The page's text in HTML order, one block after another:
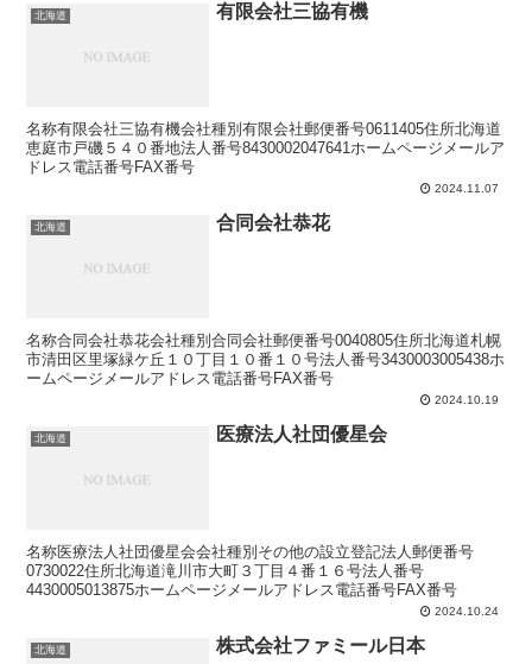
北海道 有限会社三協有機
名称有限会社三協有機会社種別有限会社郵便番号0611405住所北海道
恵庭市戸磯５４０番地法人番号8430002047641ホームページメールア
ドレス電話番号FAX番号
2024.11.07
北海道 合同会社恭花
名称合同会社恭花会社種別合同会社郵便番号0040805住所北海道札幌
市清田区里塚緑ケ丘１０丁目１０番１０号法人番号3430003005438ホ
ームページメールアドレス電話番号FAX番号
2024.10.19
北海道 医療法人社団優星会
名称医療法人社団優星会会社種別その他の設立登記法人郵便番号
0730022住所北海道滝川市大町３丁目４番１６号法人番号
4430005013875ホームページメールアドレス電話番号FAX番号
2024.10.24
北海道 株式会社ファミール日本